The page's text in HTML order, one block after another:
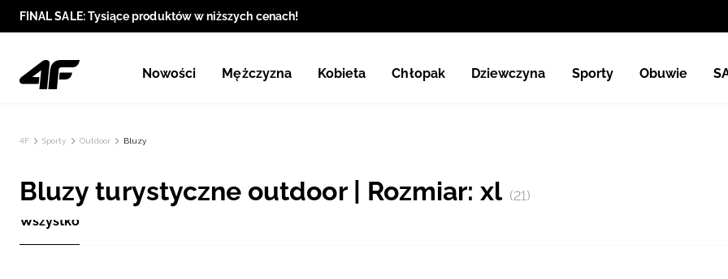
FINAL SALE: Tysiące produktów w niższych cenach!
Nowości Mężczyzna Kobieta Chłopak Dziewczyna Sporty Obuwie
4F Sporty Outdoor Bluzy
Bluzy turystyczne outdoor | Rozmiar: xl (21)
Wszystko